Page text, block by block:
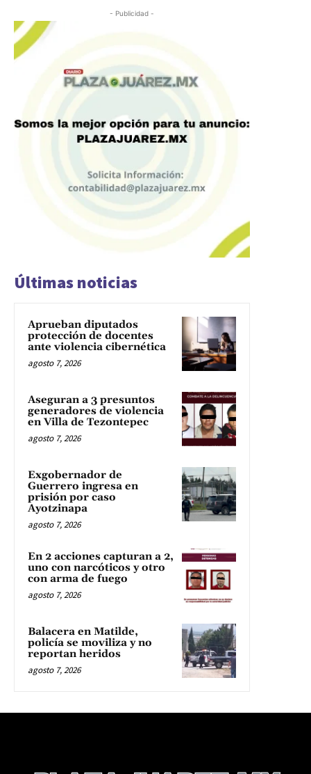
- Publicidad -
Últimas noticias
Aprueban diputados
protección de docentes
ante violencia cibernética
agosto 7, 2026
Aseguran a 3 presuntos
generadores de violencia
en Villa de Tezontepec
agosto 7, 2026
Exgobernador de
Guerrero ingresa en
prisión por caso
Ayotzinapa
agosto 7, 2026
En 2 acciones capturan a 2,
uno con narcóticos y otro
con arma de fuego
agosto 7, 2026
Balacera en Matilde,
policía se moviliza y no
reportan heridos
agosto 7, 2026